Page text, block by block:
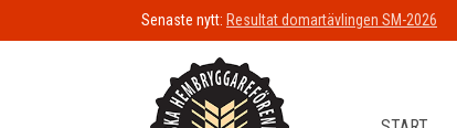
Senaste nytt: Resultat domartävlingen SM-2026